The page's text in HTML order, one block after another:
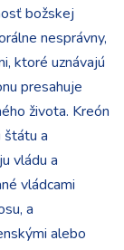
božskej
nesprávny,
ktoré uznávajú
presahuje
života. Kreón
štátu a
vládu a
vládcami
a
alebo